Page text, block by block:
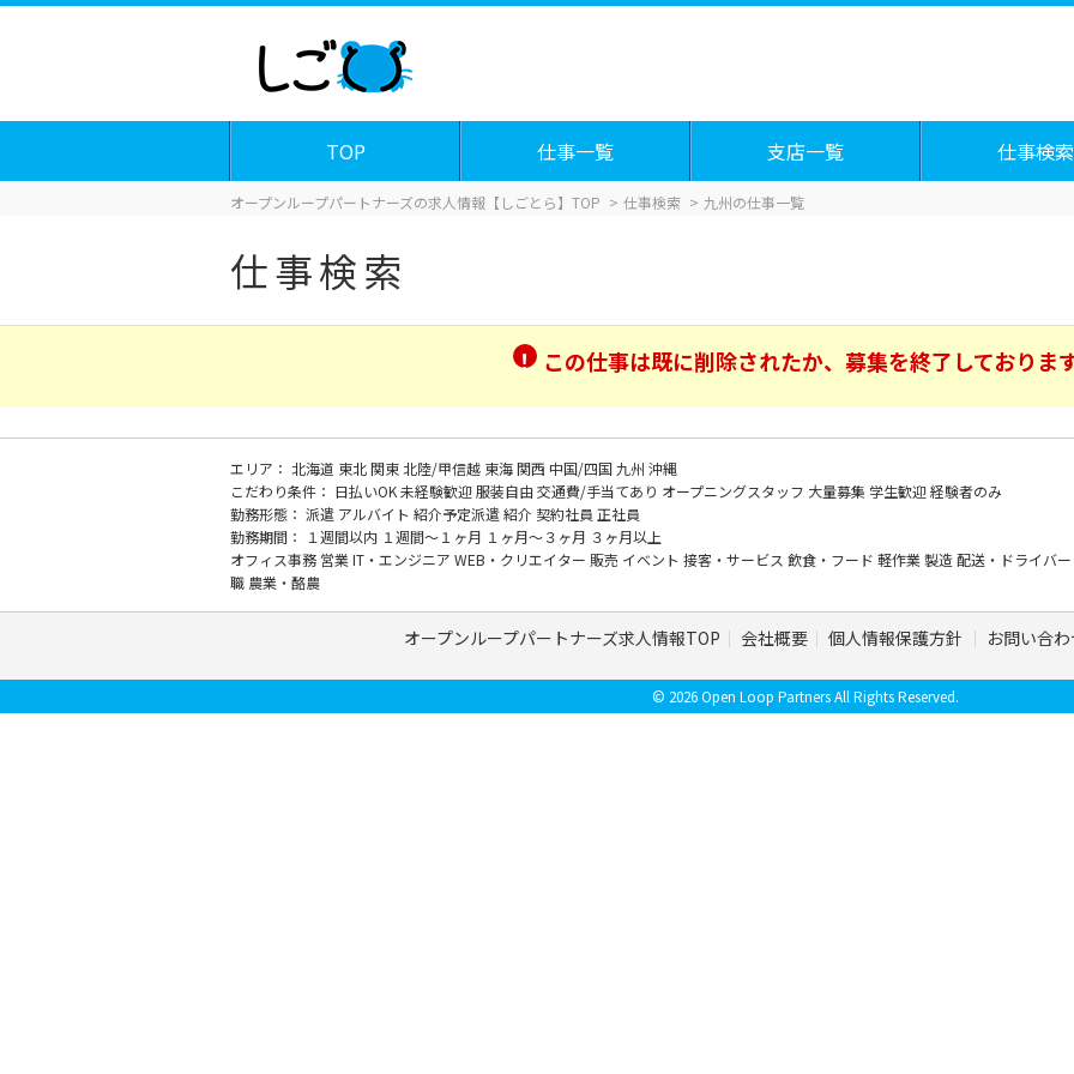
TOP 仕事一覧 支店一覧 仕事検索
オープンループパートナーズの求人情報【しごとら】TOP 仕事検索 九州の仕事一覧
仕事検索
この仕事は既に削除されたか、募集を終了しております
エリア： 北海道 東北関東北陸/甲信越 東海関西 中国/四国九州 沖縄
こだわり条件： 日払いOK未経験歓迎服装自由交通費/手当てあり オープニングスタッフ 大量募集 学生歓迎経験者のみ
勤務形態： 派遣 アルバイト 紹介予定派遣紹介 契約社員 正社員
勤務期間：
１週間以内 １週間～１ヶ月 １ヶ月～３ヶ月 ３ヶ月以上
オフィス事務 営業IT・エンジニア WEB・クリエイター 販売 イベント 接客・サービス 飲食・フード 軽作業製造配送・ドライバー
職 農業・酪農
オープンループパートナーズ求人情報TOP 会社概要 個人情報保護方針 お問い合わ
© 2026 Open Loop Partners All Rights Reserved.